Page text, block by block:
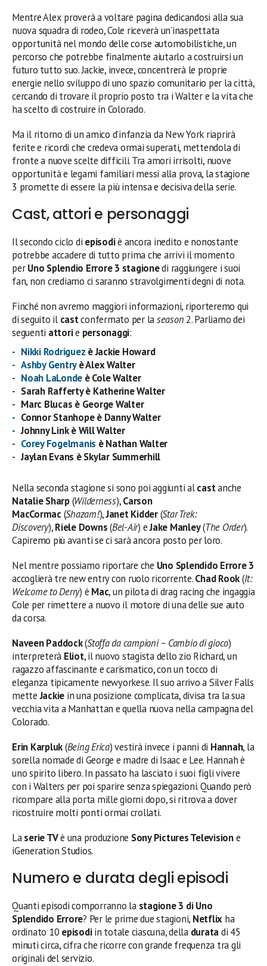
Mentre Alex proverà a voltare pagina dedicandosi alla sua
nuova squadra di rodeo, Cole riceverà un’inaspettata
opportunità nel mondo delle corse automobilistiche, un
percorso che potrebbe finalmente aiutarlo a costruirsi un
futuro tutto suo. Jackie, invece, concentrerà le proprie
energie nello sviluppo di uno spazio comunitario per la città,
cercando di trovare il proprio posto tra i Walter e la vita che
ha scelto di costruire in Colorado.
Ma il ritorno di un amico d’infanzia da New York riaprirà
ferite e ricordi che credeva ormai superati, mettendola di
fronte a nuove scelte difficili. Tra amori irrisolti, nuove
opportunità e legami familiari messi alla prova, la stagione
3 promette di essere la più intensa e decisiva della serie.
Cast, attori e personaggi
Il secondo ciclo di episodiè ancora inedito e nonostante
potrebbe accadere di tutto prima che arrivi il momento
perUno Splendio Errore 3 stagionedi raggiungere i suoi
fan, non crediamo ci saranno stravolgimenti degni di nota.
Finché non avremo maggiori informazioni, riporteremo qui
di seguito il castconfermato per laseason2. Parliamo dei
seguenti attorie personaggi:
Nikki Rodriguez è Jackie Howard
Ashby Gentryè Alex Walter
Noah LaLonde è Cole Walter
Sarah Rafferty è Katherine Walter
Marc Blucas è George Walter
Connor Stanhope è Danny Walter
Johnny Link è Will Walter
Corey Fogelmanis è Nathan Walter
Jaylan Evans è Skylar Summerhill
Nella seconda stagione si sono poi aggiunti alcastanche
Natalie Sharp(Wilderness),Carson
MacCormac (Shazam!),Janet Kidder(Star Trek:
Discovery),Riele Downs(Bel-Air) eJake Manley(The Order).
Capiremo più avanti se ci sarà ancora posto per loro.
Nel mentre possiamo riportare che Uno Splendido Errore 3
accoglierà tre new entry con ruolo ricorrente.Chad Rook(It:
Welcome to Derry) è Mac, un pilota di drag racing che ingaggia
Cole per rimettere a nuovo il motore di una delle sue auto
da corsa.
Naveen Paddock(Stoffa da campioni – Cambio di gioco)
interpreterà Eliot, il nuovo stagista dello zio Richard, un
ragazzo affascinante e carismatico, con un tocco di
eleganza tipicamente newyorkese. Il suo arrivo a Silver Falls
metteJackie in una posizione complicata, divisa tra la sua
vecchia vita a Manhattan e quella nuova nella campagna del
Colorado.
Erin Karpluk(Being Erica) vestirà invece i panni di Hannah, la
sorella nomade di George e madre di Isaac e Lee. Hannah è
uno spirito libero. In passato ha lasciato i suoi figli vivere
con i Walters per poi sparire senza spiegazioni. Quando però
ricompare alla porta mille giorni dopo, si ritrova a dover
ricostruire molti ponti ormai crollati.
Laserie TVè una produzione Sony Pictures Televisione
iGeneration Studios.
Numero e durata degli episodi
Quanti episodi comporranno la stagione 3 di Uno
Splendido Errore? Per le prime due stagioni, Netflix ha
ordinato 10 episodiin totale ciascuna, della duratadi 45
minuti circa, cifra che ricorre con grande frequenza tra gli
originali del servizio.